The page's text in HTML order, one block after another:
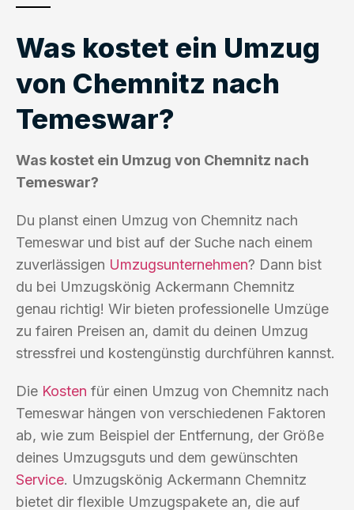
Was kostet ein Umzug
von Chemnitz nach
Temeswar?
Was kostet ein Umzug von Chemnitz nach
Temeswar?
Du planst einen Umzug von Chemnitz nach
Temeswar und bist auf der Suche nach einem
zuverlässigen Umzugsunternehmen? Dann bist
du bei Umzugskönig Ackermann Chemnitz
genau richtig! Wir bieten professionelle Umzüge
zu fairen Preisen an, damit du deinen Umzug
stressfrei und kostengünstig durchführen kannst.
Die Kosten für einen Umzug von Chemnitz nach
Temeswar hängen von verschiedenen Faktoren
ab, wie zum Beispiel der Entfernung, der Größe
deines Umzugsguts und dem gewünschten
Service. Umzugskönig Ackermann Chemnitz
bietet dir flexible Umzugspakete an, die auf